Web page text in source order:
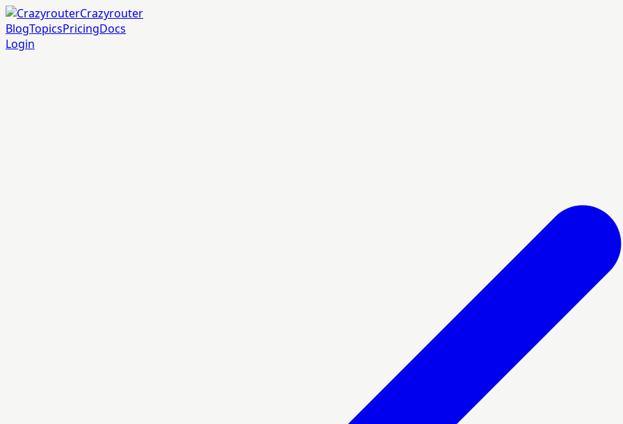
Crazyrouter
BlogTopicsPricingDocs
Login